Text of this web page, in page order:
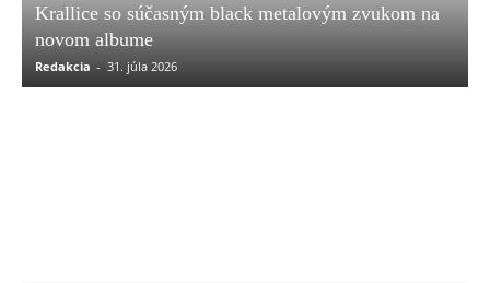
Krallice so súčasným black metalovým zvukom na
novom albume
Redakcia - 31. júla 2026